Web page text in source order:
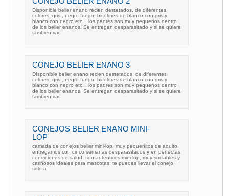
Disponible belier enano recien destetados, de diferentes
colores, gris , negro fuego, bicolores de blanco con gris y
blanco con negro etc. . los padres son muy pequeños dentro
de los belier enanos. Se entregan desparasitado y si se quiere
tambien vac
CONEJO BELIER ENANO 3
DIsponible belier enano recien destetados, de diferentes
colores, gris , negro fuego, bicolores de blanco con gris y
blanco con negro etc. . los padres son muy pequeños dentro
de los belier enanos. Se entregan desparasitado y si se quiere
tambien vac
CONEJOS BELIER ENANO MINI-
LOP
camada de conejos belier mini-lop, muy pequeñitos de adulto,
entregamos con cinco semanas desparasitados y en perfectas
condiciones de salud, son autenticos mini-lop, muy sociables y
cariñosos ideales para mascotas, te puedes llevar el conejo
solo a